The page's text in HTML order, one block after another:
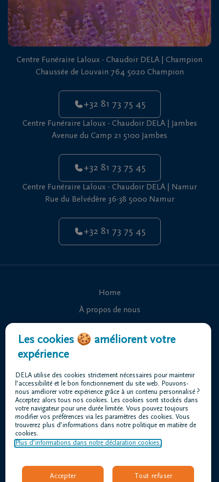
Nous
sommes
là pour
24h/24
75
Centre Funéraire Laloux - Chaudoir DELA | Champion
Chaussée de Louvain 764 5020 Champion
+32 81 73 75 45
Centre Funéraire Laloux - Chaudoir DELA | Jambes
Avenue du Camp 21 5100 Jambes
+32 81 73 75 45
Centre Funéraire Laloux - Chaudoir DELA | Namur
Rue du Belvédère 36-38 5000 Namur
+32 81 73 75 45
Home
À propos de nous
Organiser des funérailles
Nos centres funéraires
Questions fréquemment posées
Conditions d'utilisation
Déclaration relative à la vie privée
Déclaration d’accessibilité
Les cookies 🍪 améliorent votre
expérience
DELA utilise des cookies strictement nécessaires pour maintenir
l’accessibilité et le bon fonctionnement du site web. Pouvons-
nous améliorer votre expérience grâce à un contenu personnalisé ?
Acceptez alors tous nos cookies. Les cookies sont stockés dans
votre navigateur pour une durée limitée. Vous pouvez toujours
modifier vos préférences via les paramètres des cookies. Vous
trouverez plus d’informations dans notre politique en matière de
cookies.
Plus d’informations dans notre déclaration cookies.
Accepter Tout refuser